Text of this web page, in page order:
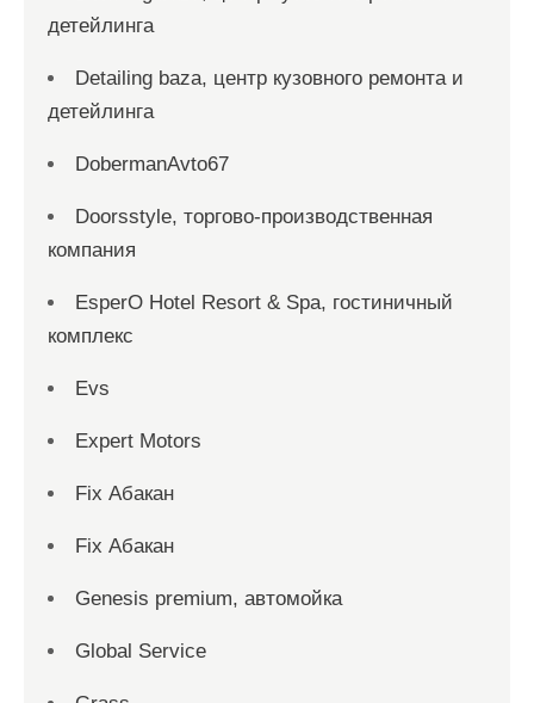
детейлинга
Detailing baza, центр кузовного ремонта и
детейлинга
DobermanAvto67
Doorsstyle, торгово-производственная
компания
EsperO Hotel Resort & Spa, гостиничный
комплекс
Evs
Expert Motors
Fix Абакан
Fix Абакан
Genesis premium, автомойка
Global Service